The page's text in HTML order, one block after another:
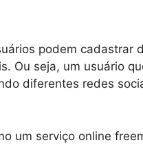
podem cadastrar
Ou seja, um usuário
diferentes redes
um serviço online